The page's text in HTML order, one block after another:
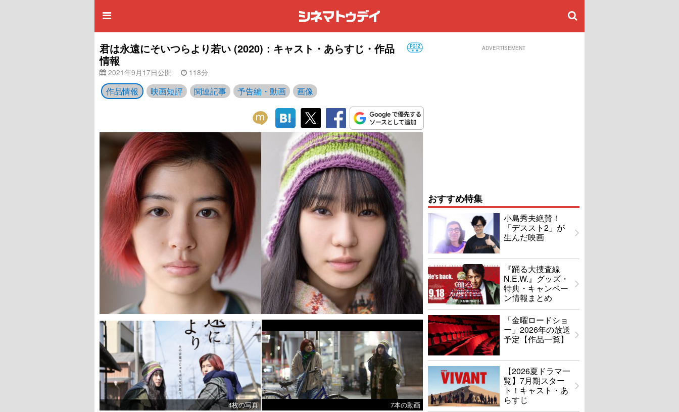
君は永遠にそいつらより若い (2020)：キャスト・あらすじ・作品
情報
2021年9月17日公開 118分
作品情報 映画短評 関連記事 予告編・動画 画像
4枚の写真
7本の動画
ADVERTISEMENT
おすすめ特集
小島秀夫絶賛！
「デススト2」が
生んだ映画
『踊る大捜査線
N.E.W.』グッズ・
特典・キャンペー
ン情報まとめ
「金曜ロードショ
ー」2026年の放送
予定【作品一覧】
【2026夏ドラマ一
覧】7月期スター
ト！キャスト・あ
らすじ